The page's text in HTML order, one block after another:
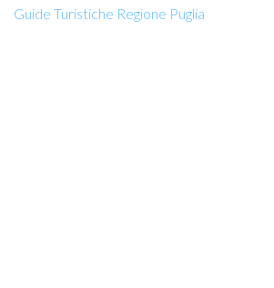
Guide Turistiche Regione Puglia